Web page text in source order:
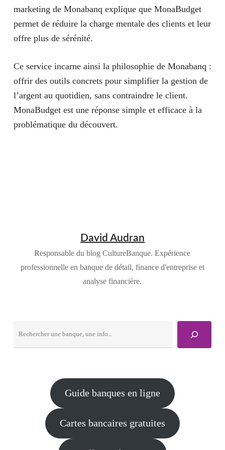
marketing de Monabanq explique que MonaBudget
permet de réduire la charge mentale des clients et leur
offre plus de sérénité.
Ce service incarne ainsi la philosophie de Monabanq :
offrir des outils concrets pour simplifier la gestion de
l’argent au quotidien, sans contraindre le client.
MonaBudget est une réponse simple et efficace à la
problématique du découvert.
David Audran
Responsable du blog CultureBanque. Expérience
professionnelle en banque de détail, finance d'entreprise et
analyse financière.
Guide banques en ligne
Cartes bancaires gratuites